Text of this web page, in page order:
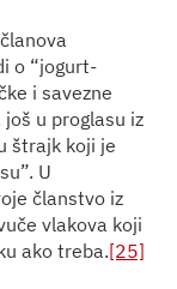
o “jogurt-
i savezne
u proglasu iz
štrajk koji je
U
članstvo iz
vlakova koji
ako treba.[25]